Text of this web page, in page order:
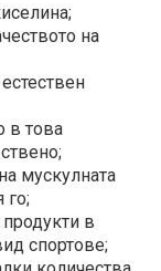
на
в това
мускулната
го;
в
спортове;